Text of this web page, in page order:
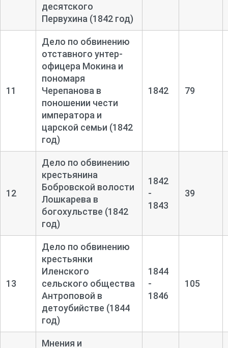
десятского
Первухина (1842 год)
11
Дело по обвинению
отставного унтер-
офицера Мокина и
пономаря
Черепанова в
поношении чести
императора и
царской семьи (1842
год)
1842 79
12
Дело по обвинению
крестьянина
Бобровской волости
Лошкарева в
богохульстве (1842
год)
1842
-
1843
39
13
Дело по обвинению
крестьянки
Иленского
сельского общества
Антроповой в
детоубийстве (1844
год)
1844
-
1846
105
Мнения и